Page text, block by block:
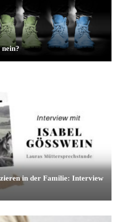
in der Familie: Interview